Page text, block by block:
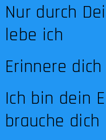
Nur durch
lebe ich
Erinnere
Ich bin dein
brauche dich